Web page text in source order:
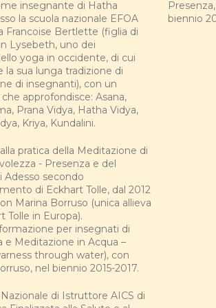
insegnante di Hatha
la scuola nazionale EFOA
Francoise Bertlette (figlia di
Lysebeth, uno dei
yoga in occidente, di cui
la sua lunga tradizione di
di insegnanti), con un
approfondisce: Asana,
Prana Vidya, Hatha Vidya,
Kriya, Kundalini.
pratica della Meditazione di
- Presenza e del
Adesso secondo
di Eckhart Tolle, dal 2012
Marina Borruso (unica allieva
Tolle in Europa).
per insegnati di
e Meditazione in Acqua –
through water), con
nel biennio 2015-2017.
di Istruttore AICS di
biennio